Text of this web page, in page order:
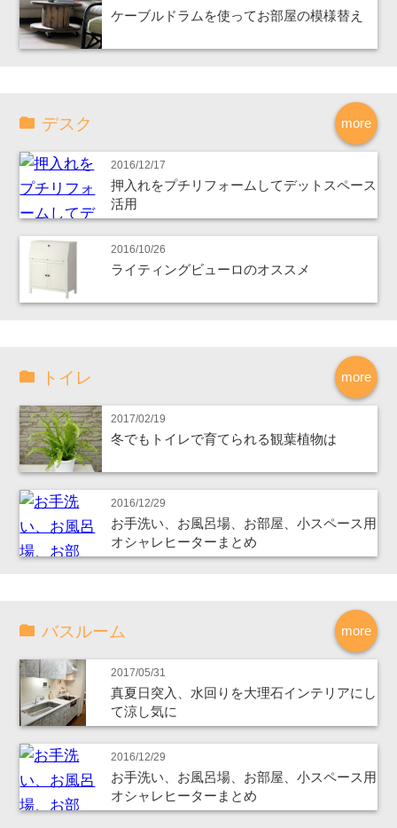
ケーブルドラムを使ってお部屋の模様替え
more
デスク
2016/12/17
押入れをプチリフォームしてデットスペース
活用
2016/10/26
ライティングビューロのオススメ
more
トイレ
2017/02/19
冬でもトイレで育てられる観葉植物は
2016/12/29
お手洗い、お風呂場、お部屋、小スペース用
オシャレヒーターまとめ
more
バスルーム
2017/05/31
真夏日突入、水回りを大理石インテリアにし
て涼し気に
2016/12/29
お手洗い、お風呂場、お部屋、小スペース用
オシャレヒーターまとめ